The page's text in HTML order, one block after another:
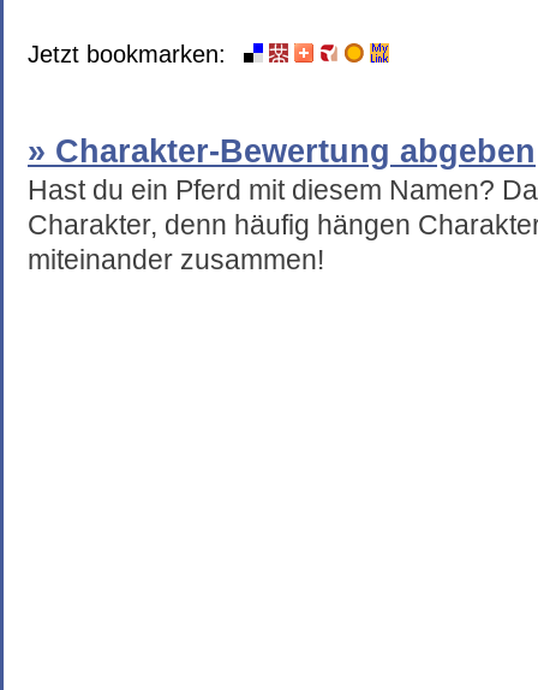
Jetzt bookmarken:
» Charakter-Bewertung abgeben
Hast du ein Pferd mit diesem Namen?
Charakter, denn häufig hängen
miteinander zusammen!